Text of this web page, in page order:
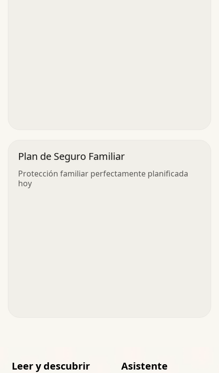
Plan de Seguro Familiar
Protección familiar perfectamente planificada
hoy
Leer y descubrir
Asistente